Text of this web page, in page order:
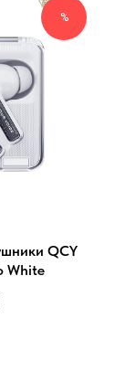
%
QCY
White